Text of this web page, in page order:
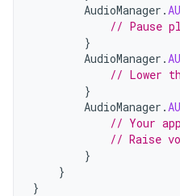
AudioManager .
// Pause
}
AudioManager .
// Lower
}
AudioManager .
// Your
// Raise
}
}
}